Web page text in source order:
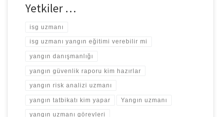
Yetkiler …
isg uzmanı
isg uzmanı yangın eğitimi verebilir mi
yangın danışmanlığı
yangın güvenlik raporu kim hazırlar
yangın risk analizi uzmanı
yangın tatbikatı kim yapar Yangın uzmanı
yangın uzmanı görevleri